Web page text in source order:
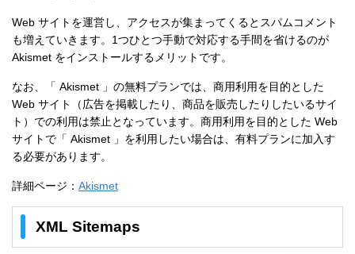
Web サイトを運営し、アクセスが集まってくるとスパムコメント
も増えていきます。1つひとつ手動で対応する手間を省けるのが
Akismet をインストールするメリットです。
なお、「 Akismet 」の無料プランでは、商用利用を目的とした
Web サイト（広告を掲載したり、商品を販売したりしたいるサイ
ト）での利用は禁止となっています。商用利用を目的とした Web
サイトで「 Akismet 」を利用したい場合は、有料プランに加入す
る必要があります。
詳細ページ： Akismet
XML Sitemaps